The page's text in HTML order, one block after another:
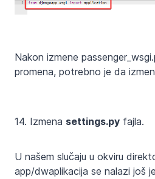
Nakon izmene
promena, potrebno je da
14. Izmena settings.py fajla.
U našem slučaju u okviru
app/dwaplikacija se nalazi još